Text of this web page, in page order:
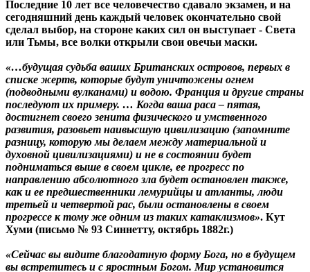
Последние 10 лет все человечество сдавало экзамен, и на
сегодняшний день каждый человек окончательно свой
сделал выбор, на стороне каких сил он выступает - Света
или Тьмы, все волки открыли свои овечьи маски.
«…будущая судьба ваших Британских островов, первых в
списке жертв, которые будут уничтожены огнем
(подводными вулканами) и водою. Франция и другие страны
последуют их примеру. … Когда ваша раса – пятая,
достигнет своего зенита физического и умственного
развития, разовьет наивысшую цивилизацию (запомните
разницу, которую мы делаем между материальной и
духовной цивилизациями) и не в состоянии будет
подниматься выше в своем цикле, ее прогресс по
направлению абсолютного зла будет остановлен также,
как и ее предшественники лемурийцы и атланты, люди
третьей и четвертой рас, были остановлены в своем
прогрессе к тому же одним из таких катаклизмов». Кут
Хуми (письмо № 93 Синнетту, октябрь 1882г.)
«Сейчас вы видите благодатную форму Бога, но в будущем
вы встретитесь и с яростным Богом. Мир установится